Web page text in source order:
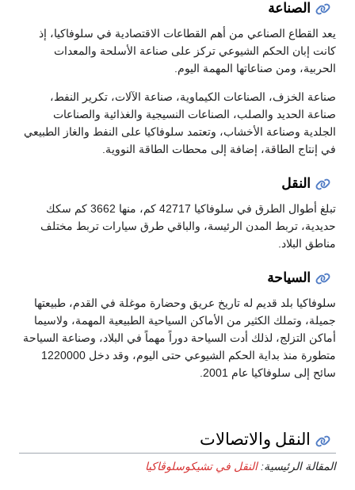
الصناعة
يعد القطاع الصناعي من أهم القطاعات الاقتصادية في سلوفاكيا، إذ
كانت إبان الحكم الشيوعي تركز على صناعة الأسلحة والمعدات
الحربية، ومن صناعاتها المهمة اليوم.
صناعة الخزف، الصناعات الكيماوية، صناعة الآلات، تكرير النفط،
صناعة الحديد والصلب، الصناعات النسيجية والغذائية والصناعات
الجلدية وصناعة الأخشاب، وتعتمد سلوفاكيا على النفط والغاز الطبيعي
في إنتاج الطاقة، إضافة إلى محطات الطاقة النووية.
النقل
تبلغ أطوال الطرق في سلوفاكيا 42717 كم، منها 3662 كم سكك
حديدية، تربط المدن الرئيسة، والباقي طرق سيارات تربط مختلف
مناطق البلاد.
السياحة
سلوفاكيا بلد قديم له تاريخ عريق وحضارة موغلة في القدم، طبيعتها
جميلة، وتملك الكثير من الأماكن السياحية الطبيعية المهمة، ولاسيما
أماكن التزلج، لذلك أدت السياحة دوراً مهماً في البلاد، وصناعة السياحة
متطورة منذ بداية الحكم الشيوعي حتى اليوم، وقد دخل 1220000
سائح إلى سلوفاكيا عام 2001.
النقل والاتصالات
المقالة الرئيسية:النقل في تشيكوسلوڤاكيا